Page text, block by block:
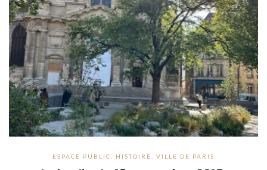
ESPACE PUBLIC HISTOIRE VILLE DE PARIS